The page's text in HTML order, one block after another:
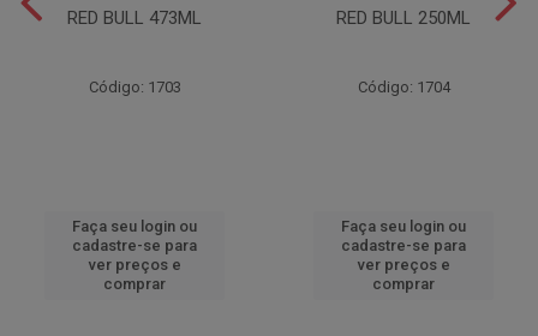
RED BULL 473ML
Código: 1703
Faça seu login ou
cadastre-se para
ver preços e
comprar
RED BULL 250ML
Código: 1704
Faça seu login ou
cadastre-se para
ver preços e
comprar